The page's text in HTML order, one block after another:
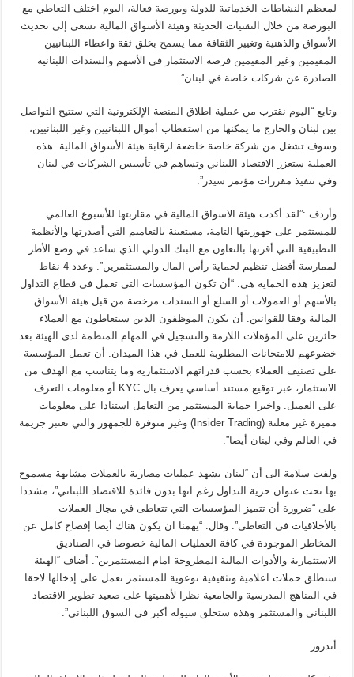
لمعظم النشاطات الخدماتية للدولة وبورصة فعالة، اليوم اختلف التعاطي مع
البورصة من خلال التقنيات الحديثة وهيئة الأسواق المالية تسعى إلى تحديث
الأسواق والذهنية وتغيير الثقافة مما يسمح بخلق ثقة واعطاء اللبنانيين
المقيمين وغير المقيمين فرصة الاستثمار في الأسهم والسندات اللبنانية
الصادرة عن شركات خاصة في لبنان”.
وتابع “اليوم نقترب من عملية اطلاق المنصة الإلكترونية التي ستتيح التواصل
بين لبنان والخارج ما يمكنها من استقطاب أموال اللبنانيين وغير اللبنانيين،
وسوف تشغل من شركة خاصة خاضعة لرقابة هيئة الأسواق المالية. هذه
العملية ستعزز الاقتصاد اللبناني وتساهم في تأسيس الشركات في لبنان
وفي تنفيذ مقررات مؤتمر سيدر”.
وأردف :”لقد أكدت هيئة الاسواق المالية في مقاربتها للأسبوع العالمي
للمستثمر على جهوزيتها التامة، مستعينة بالتعاميم التي أصدرتها والأنظمة
التطبيقية التي أقرتها بالتعاون مع البنك الدولي الذي ساعد في وضع الأطر
لممارسة أفضل تنظيم لحماية رأس المال والمستثمرين”. وعدد 4 نقاط
لتعزيز هذه الحماية هي: “أن تكون المؤسسات التي تعمل في قطاع التداول
بالأسهم أو العمولات أو السلع أو السندات مرخصة من قبل هيئة الأسواق
المالية وفقا للقوانين. أن يكون الموظفون الذين سيتعاطون مع العملاء
حائزين على المؤهلات اللازمة والتسجيل في المهام المنظمة لدى الهيئة بعد
خضوعهم للامتحانات المطلوبة للعمل في هذا الميدان. أن تعمل المؤسسة
على تصنيف العملاء بحسب قدراتهم الاستثمارية وما يتناسب مع الهدف من
الاستثمار، عبر توقيع مستند أساسي يعرف بال KYC أو معلومات التعرف
على العميل. واخيرا حماية المستثمر من التعامل استنادا على معلومات
مميزة غير معلنة (Insider Trading) وغير متوفرة للجمهور والتي تعتبر جريمة
في العالم وفي لبنان أيضا”.
ولفت سلامة الى أن “لبنان يشهد عمليات مضاربة بالعملات مشابهة مسموح
بها تحت عنوان حرية التداول رغم انها بدون فائدة للاقتصاد اللبناني”، مشددا
على “ضرورة أن تتميز المؤسسات التي تتعاطى في مجال العملات
بالأخلاقيات في التعاطي”. وقال: “يهمنا ان يكون هناك أيضا إفصاح كامل عن
المخاطر الموجودة في كافة العمليات المالية خصوصا في الصناديق
الاستثمارية والأدوات المالية المطروحة امام المستثمرين”. أضاف “الهيئة
ستطلق حملات اعلامية وتثقيفية توعوية للمستثمر نعمل على إدخالها لاحقا
في المناهج المدرسية والجامعية نظرا لأهميتها على صعيد تطوير الاقتصاد
اللبناني والمستثمر وهذه ستخلق سيولة أكبر في السوق اللبناني”.
أندروز